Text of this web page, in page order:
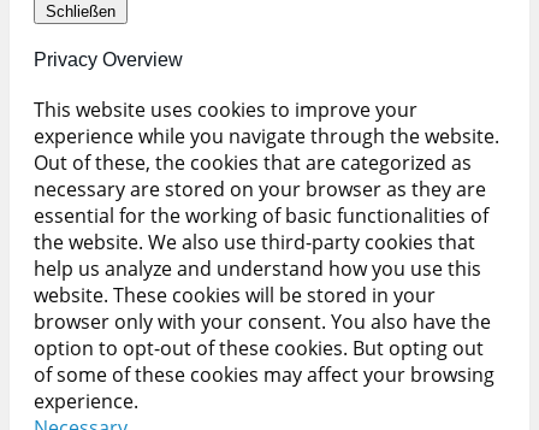
Schließen
Privacy Overview
This website uses cookies to improve your
experience while you navigate through the website.
Out of these, the cookies that are categorized as
necessary are stored on your browser as they are
essential for the working of basic functionalities of
the website. We also use third-party cookies that
help us analyze and understand how you use this
website. These cookies will be stored in your
browser only with your consent. You also have the
option to opt-out of these cookies. But opting out
of some of these cookies may affect your browsing
experience.